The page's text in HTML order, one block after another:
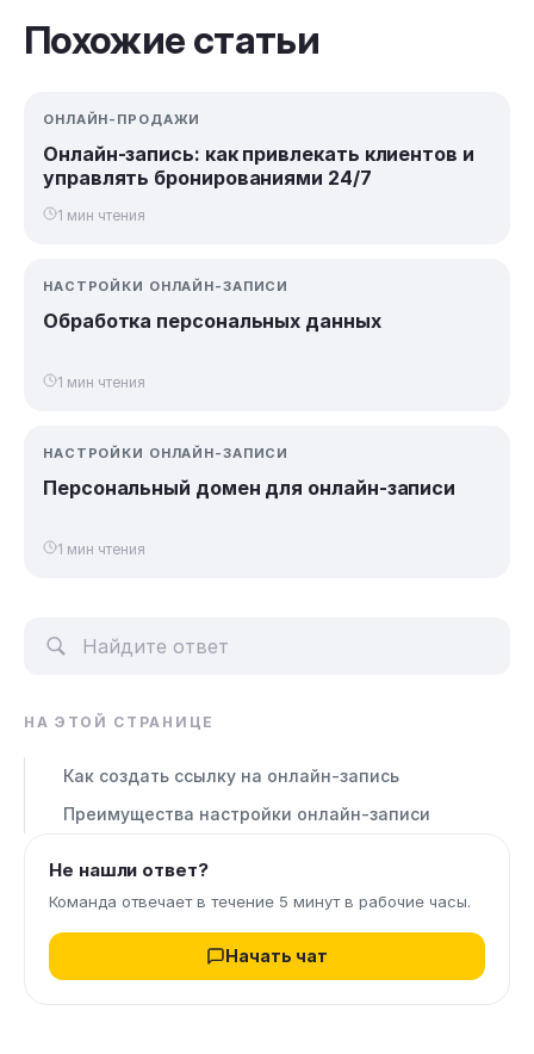
Похожие статьи
ОНЛАЙН-ПРОДАЖИ
Онлайн-запись: как привлекать клиентов и
управлять бронированиями 24/7
1 мин чтения
НАСТРОЙКИ ОНЛАЙН-ЗАПИСИ
Обработка персональных данных
1 мин чтения
НАСТРОЙКИ ОНЛАЙН-ЗАПИСИ
Персональный домен для онлайн-записи
1 мин чтения
НА ЭТОЙ СТРАНИЦЕ
Как создать ссылку на онлайн-запись
Преимущества настройки онлайн-записи
Не нашли ответ?
Команда отвечает в течение 5 минут в рабочие часы.
Начать чат